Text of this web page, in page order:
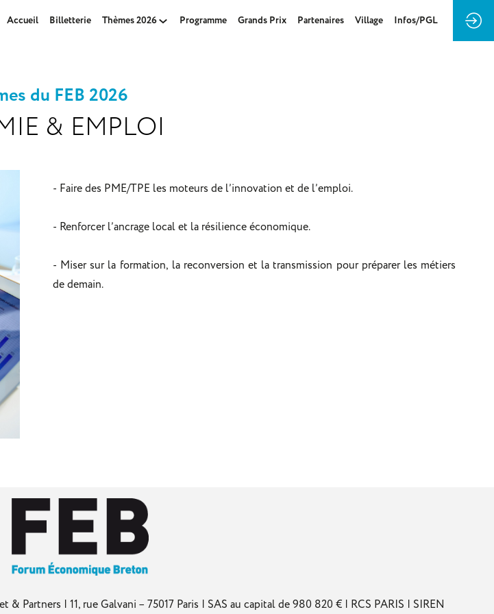
Accueil Billetterie Thèmes 2026 Programme Grands Prix Partenaires Village Infos/PGL
du FEB 2026
& EMPLOI
- Faire des PME/TPE les moteurs de l’innovation et de l’emploi.
- Renforcer l’ancrage local et la résilience économique.
- Miser sur la formation, la reconversion et la transmission pour préparer les métiers
de demain.
Partners | 11, rue Galvani – 75017 Paris | SAS au capital de 980 820 € | RCS PARIS | SIREN